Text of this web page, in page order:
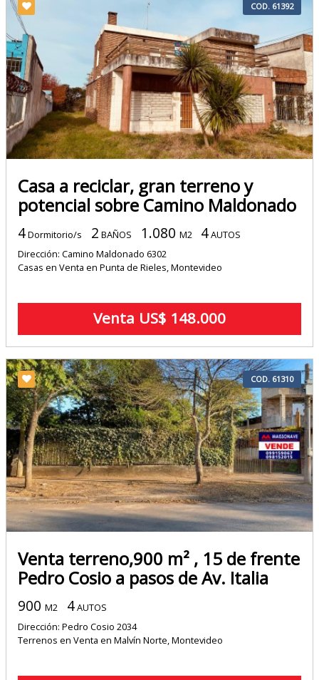
COD. 61392
Casa a reciclar, gran terreno y
potencial sobre Camino Maldonado
4Dormitorio/s 2 BAÑOS 1.080 M2 4AUTOS
Dirección: Camino Maldonado 6302
Casas en Venta en Punta de Rieles, Montevideo
Venta US$ 148.000
COD. 61310
Venta terreno,900 m² , 15 de frente
Pedro Cosio a pasos de Av. Italia
900 M2 4AUTOS
Dirección: Pedro Cosio 2034
Terrenos en Venta en Malvín Norte, Montevideo